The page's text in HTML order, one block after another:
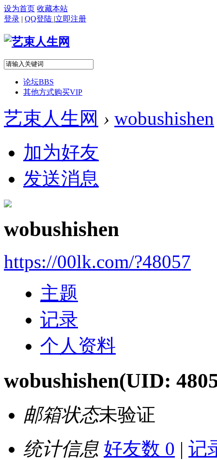
设为首页 收藏本站
登录 | QQ登陆 |立即注册
论坛BBS
其他方式购买VIP
艺束人生网 › wobushishen
加为好友
发送消息
wobushishen
https://00lk.com/?48057
主题
记录
个人资料
wobushishen(UID:
邮箱状态未验证
统计信息 好友数 0 | 记